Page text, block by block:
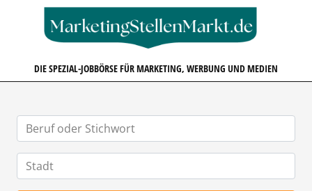
DIE SPEZIAL-JOBBÖRSE FÜR MARKETING, WERBUNG UND MEDIEN